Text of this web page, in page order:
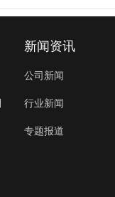
新闻资讯
公司新闻
行业新闻
专题报道